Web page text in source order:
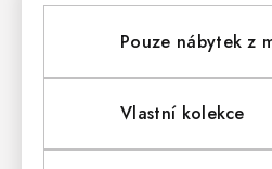
Pouze nábytek z
Vlastní kolekce